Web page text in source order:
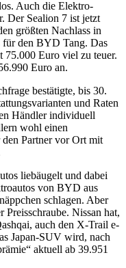
Auch die Elektro-
Der Sealion 7 ist jetzt
größten Nachlass in
für den BYD Tang. Das
Euro viel zu teuer.
Euro an.
bestätigte, bis 30.
und Raten
Händler individuell
wohl einen
Partner vor Ort mit
liebäugelt und dabei
von BYD aus
schlagen. Aber
Preisschraube. Nissan hat,
auch den X-Trail e-
Japan-SUV wird, nach
aktuell ab 39.951